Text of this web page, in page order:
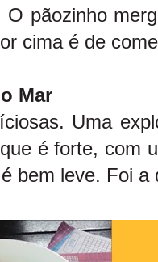
O pãozinho
cima é de
Mar
Uma
é forte, com
bem leve. Foi a